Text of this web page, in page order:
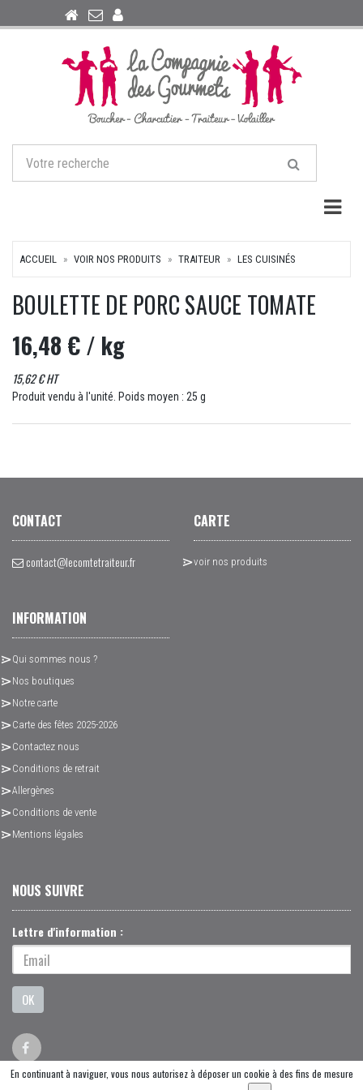
ACCUEIL VOIR NOS PRODUITS TRAITEUR LES CUISINÉS
BOULETTE DE PORC SAUCE TOMATE
16,48 €/ kg
15,62 € HT
Produit vendu à l'unité. Poids moyen : 25 g
CONTACT
contact@lecomtetraiteur.fr
CARTE
voir nos produits
INFORMATION
Qui sommes nous ?
Nos boutiques
Notre carte
Carte des fêtes 2025-2026
Contactez nous
Conditions de retrait
Allergènes
Conditions de vente
Mentions légales
NOUS SUIVRE
Lettre d'information :
OK
SaasFood - Logiciel de gestion de commande sur internet et en
En continuant à naviguer, vous nous autorisez à déposer un cookie à des fins de mesure